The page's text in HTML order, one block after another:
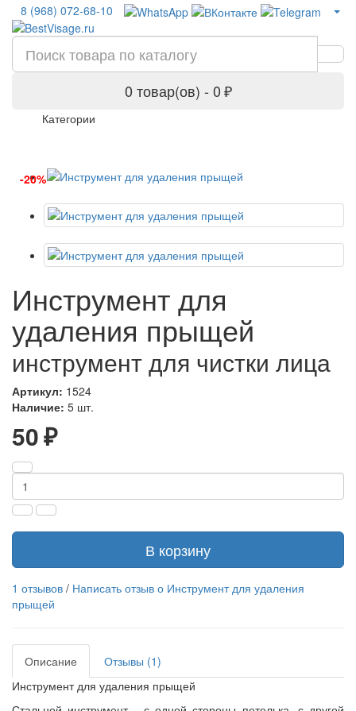
8 (968) 072-68-10
0 товар(ов) - 0 ₽
Категории
Инструмент для
удаления прыщей
инструмент для чистки лица
Артикул: 1524
Наличие: 5 шт.
50 ₽
В корзину
1 отзывов / Написать отзыв о Инструмент для удаления
прыщей
Описание
Отзывы (1)
Инструмент для удаления прыщей
-20%